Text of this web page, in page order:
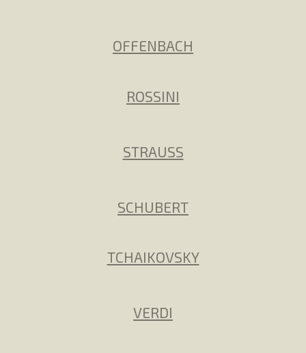
OFFENBACH
ROSSINI
STRAUSS
SCHUBERT
TCHAIKOVSKY
VERDI